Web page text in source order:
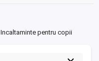
Incaltaminte pentru copii